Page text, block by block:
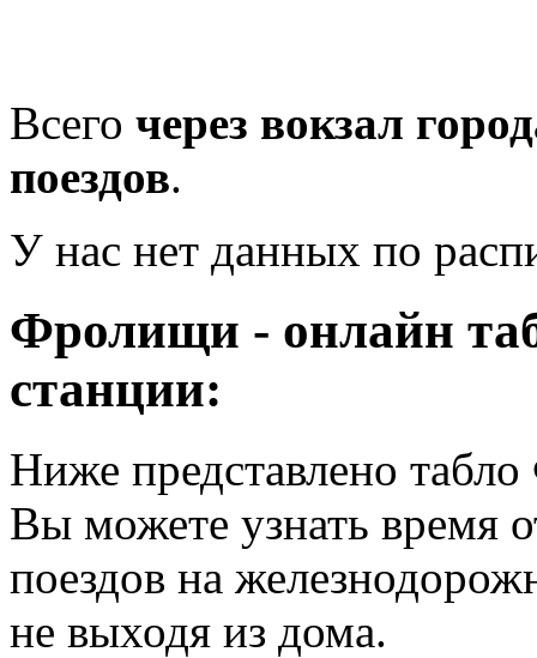
Всего через вокзал
поездов.
У нас нет данных по
Фролищи - онлайн
станции:
Ниже представлено
Вы можете узнать время
поездов на
не выходя из дома.